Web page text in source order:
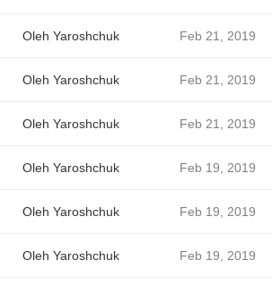
Oleh Yaroshchuk Feb 21, 2019
Oleh Yaroshchuk Feb 21, 2019
Oleh Yaroshchuk Feb 21, 2019
Oleh Yaroshchuk Feb 19, 2019
Oleh Yaroshchuk Feb 19, 2019
Oleh Yaroshchuk Feb 19, 2019